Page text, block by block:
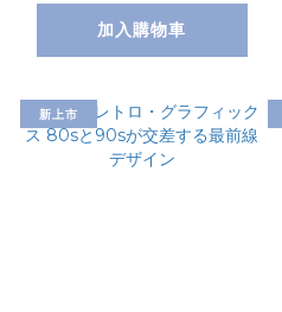
加入購物車
新上市